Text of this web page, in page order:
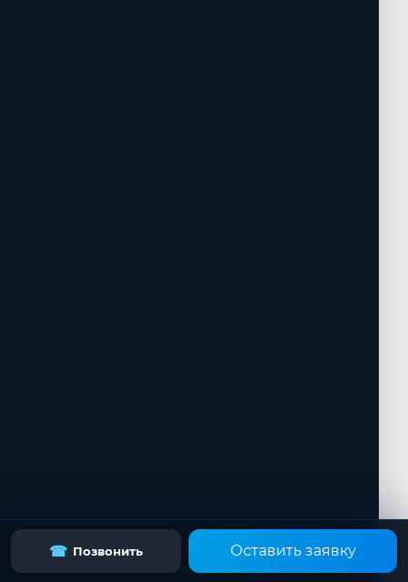
☎ Позвонить Оставить заявку